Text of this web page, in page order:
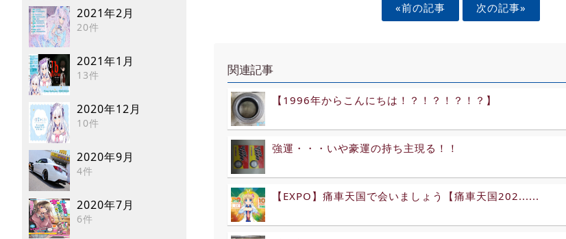
2021年2月
20件
2021年1月
13件
2020年12月
10件
2020年9月
4件
2020年7月
6件
«前の記事 次の記事»
関連記事
【1996年からこんにちは！？！？！？！？】
強運・・・いや豪運の持ち主現る！！
【EXPO】痛車天国で会いましょう【痛車天国202......